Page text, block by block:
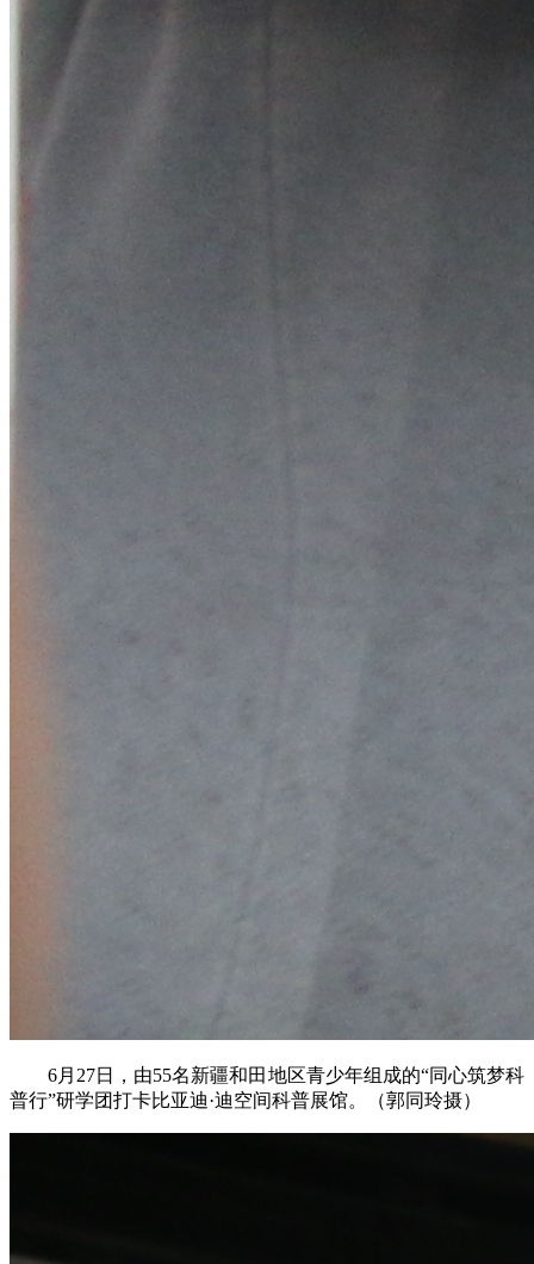
6月27日，由55名新疆和田地区青少年组成的“同心筑梦科
普行”研学团打卡比亚迪·迪空间科普展馆。（郭同玲摄）